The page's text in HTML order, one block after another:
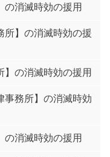
の消滅時効の援用
所】の消滅時効の援
】の消滅時効の援用
事務所】の消滅時効
の消滅時効の援用